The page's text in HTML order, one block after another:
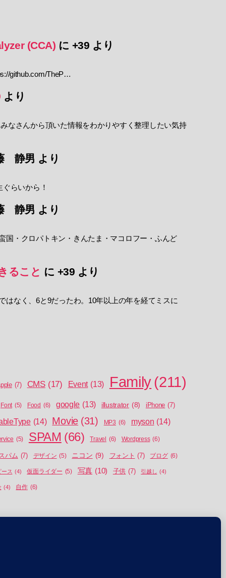
(CCA) に +39 より
github.com/TheP…
より
なさんから頂いた情報をわかりやすく整理したい気持
静男 より
らいから！
静男 より
国・クロパトキン・きんたま・マコロフー・ふんど
ること に +39 より
はなく、6と9だったわ。10年以上の年を経てミスに
(7) CMS (17) Event (13) Family(211)
Font (5) Food (6) google (13) illustrator (8) iPhone (7)
(14) Movie (31) MP3 (6) myson (14)
(5) SPAM (66) Travel (6) Wordpress (6)
パム (7) デザイン (5) ニコン (9) フォント (7) ブログ (6)
ース (4) 仮面ライダー (5) 写真 (10) 子供 (7) 引越し (4)
(4) 自作 (6)